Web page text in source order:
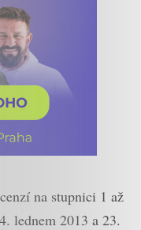
na stupnici 1 až
lednem 2013 a 23.